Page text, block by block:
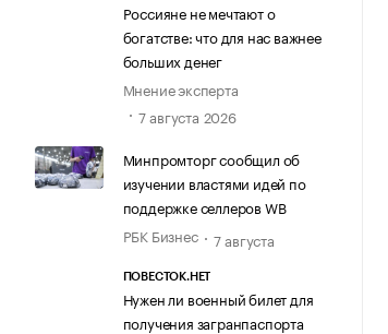
Россияне не мечтают о
богатстве: что для нас важнее
больших денег
Мнение эксперта
7 августа 2026
Минпромторг сообщил об
изучении властями идей по
поддержке селлеров WB
РБК Бизнес
7 августа
ПОВЕСТОК.НЕТ
Нужен ли военный билет для
получения загранпаспорта